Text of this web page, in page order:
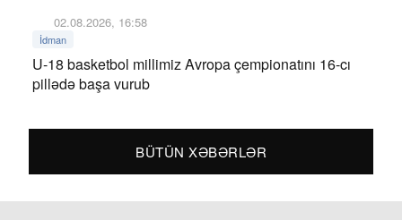
02.08.2026, 16:58
İdman
U-18 basketbol millimiz Avropa çempionatını 16-cı
pillədə başa vurub
BÜTÜN XƏBƏRLƏR